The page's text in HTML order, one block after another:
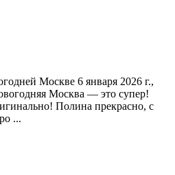
Москве 6 января 2026 г.,
Москва — это супер!
Полина прекрасно, с
...